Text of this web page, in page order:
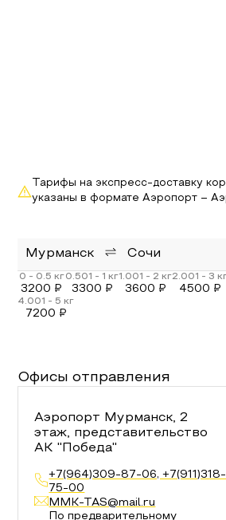
Тарифы на экспресс-доставку
указаны в формате Аэропорт –
Мурманск Сочи
3200 ₽ 3300 ₽ 3600 ₽ 4500 ₽
7200 ₽
Офисы отправления
Аэропорт Мурманск, 2
этаж, представительство
АК "Победа"
+7(964)309-87-06, +7(911)318-
75-00
MMK-TAS@mail.ru
По предварительному